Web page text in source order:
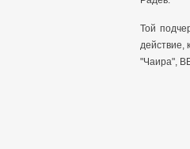
Той
действие,
"Чаира",